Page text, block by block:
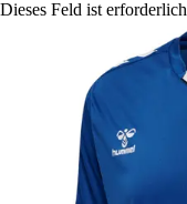
Dieses Feld ist erforderlich